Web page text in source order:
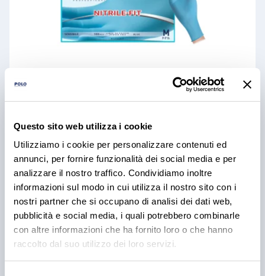
Questo sito web utilizza i cookie
Utilizziamo i cookie per personalizzare contenuti ed
annunci, per fornire funzionalità dei social media e per
analizzare il nostro traffico. Condividiamo inoltre
informazioni sul modo in cui utilizza il nostro sito con i
nostri partner che si occupano di analisi dei dati web,
pubblicità e social media, i quali potrebbero combinarle
con altre informazioni che ha fornito loro o che hanno
raccolto dal suo utilizzo dei loro servizi.
Guanti nitrile azzurri 100 pz/cf tg. l
disponibile